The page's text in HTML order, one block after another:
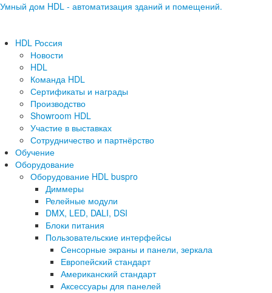
Умный дом HDL - автоматизация зданий и помещений.
HDL Россия
Новости
HDL
Команда HDL
Сертификаты и награды
Производство
Showroom HDL
Участие в выставках
Сотрудничество и партнёрство
Обучение
Оборудование
Оборудование HDL buspro
Диммеры
Релейные модули
DMX, LED, DALI, DSI
Блоки питания
Пользовательские интерфейсы
Сенсорные экраны и панели, зеркала
Европейский стандарт
Американский стандарт
Аксессуары для панелей